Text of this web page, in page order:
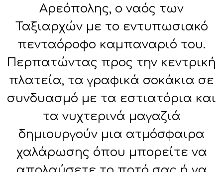
Αρεόπολης, ο ναός των
Ταξιαρχών με το εντυπωσιακό
πενταόροφο καμπαναριό του.
Περπατώντας προς την κεντρική
πλατεία, τα γραφικά σοκάκια σε
συνδυασμό με τα εστιατόρια και
τα νυχτερινά μαγαζιά
δημιουργούν μια ατμόσφαιρα
χαλάρωσης όπου μπορείτε να